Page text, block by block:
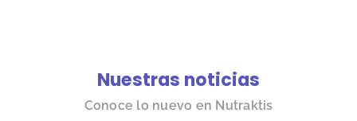
Nuestras noticias
Conoce lo nuevo en Nutraktis